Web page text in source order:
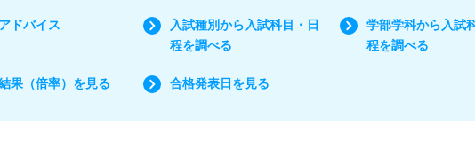
ドバイス
入試種別から入試科目・日
程を調べる
学部学科から入試
程を調べる
果（倍率）を見る 合格発表日を見る